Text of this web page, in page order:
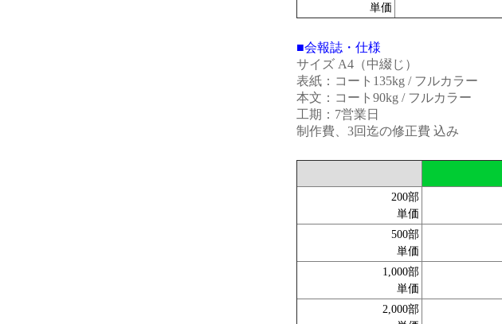
単価
■会報誌・仕様
サイズ A4（中綴じ）
表紙：コート135kg / フルカラー
本文：コート90kg / フルカラー
工期：7営業日
制作費、3回迄の修正費 込み
200部
単価
500部
単価
1,000部
単価
2,000部